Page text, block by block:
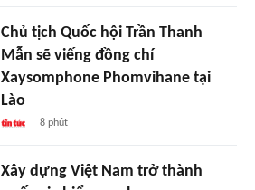
Chủ tịch Quốc hội Trần Thanh
Mẫn sẽ viếng đồng chí
Xaysomphone Phomvihane tại
Lào
8 phút
Xây dựng Việt Nam trở thành